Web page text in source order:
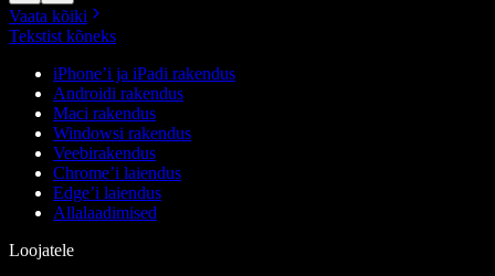
Vaata kõiki
Tekstist kõneks
iPhone’i ja iPadi rakendus
Androidi rakendus
Maci rakendus
Windowsi rakendus
Veebirakendus
Chrome’i laiendus
Edge’i laiendus
Allalaadimised
Loojatele